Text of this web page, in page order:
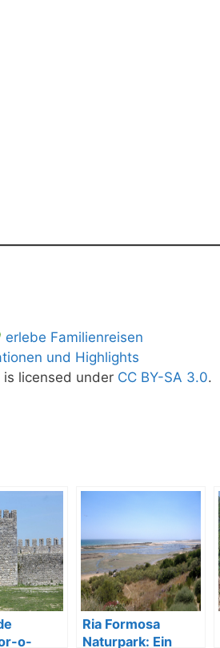
erlebe Familienreisen
und Highlights
is licensed under CC BY-SA 3.0.
o-
Ria Formosa
Naturpark: Ein